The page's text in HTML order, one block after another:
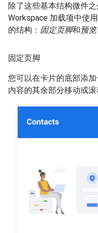
除了这些基本结构微件
Workspace 加载项中使用
的结构： 固定页脚和预
固定页脚
您可以在卡片的底部添
内容的其余部分移动或滚